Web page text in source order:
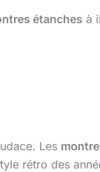
étanches à
Les
rétro des